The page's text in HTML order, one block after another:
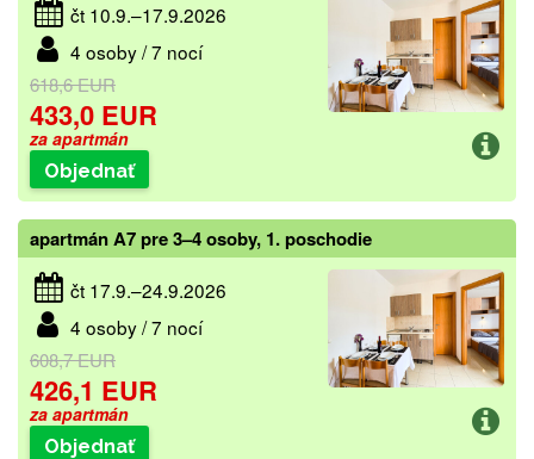
čt 10.9.–17.9.2026
4 osoby / 7 nocí
618,6 EUR
433,0 EUR
za apartmán
Objednať
apartmán A7 pre 3–4 osoby, 1. poschodie
čt 17.9.–24.9.2026
4 osoby / 7 nocí
608,7 EUR
426,1 EUR
za apartmán
Objednať